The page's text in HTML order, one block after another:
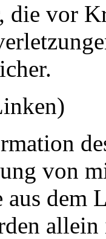
die vor
von
dem